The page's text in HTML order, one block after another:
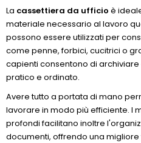
La cassettiera da ufficio è
materiale necessario al lavoro
possono essere utilizzati per
come penne, forbici, cucitrici o
capienti consentono di
pratico e ordinato.
Avere tutto a portata di mano
lavorare in modo più efficiente. I
profondi facilitano inoltre
documenti, offrendo una